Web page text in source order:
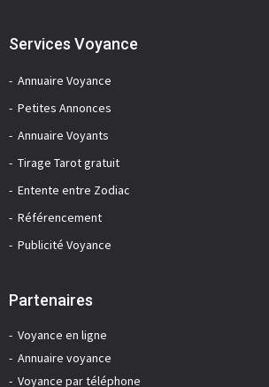
Services Voyance
Annuaire Voyance
Petites Annonces
Annuaire Voyants
Tirage Tarot gratuit
Entente entre Zodiac
Référencement
Publicité Voyance
Partenaires
Voyance en ligne
Annuaire voyance
Voyance par téléphone